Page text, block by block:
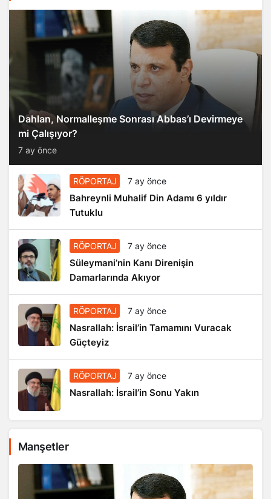
Dahlan, Normalleşme Sonrası Abbas’ı Devirmeye
mi Çalışıyor?
7 ay önce
RÖPORTAJ 7 ay önce
Bahreynli Muhalif Din Adamı 6 yıldır
Tutuklu
RÖPORTAJ 7 ay önce
Süleymani’nin Kanı Direnişin
Damarlarında Akıyor
RÖPORTAJ 7 ay önce
Nasrallah: İsrail’in Tamamını Vuracak
Güçteyiz
RÖPORTAJ 7 ay önce
Nasrallah: İsrail’in Sonu Yakın
Manşetler